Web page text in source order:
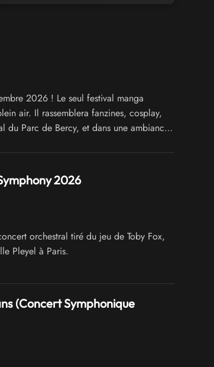
2026 ! Le seul festival manga
air. Il rassemblera fanzines, cosplay,
du Parc de Bercy, et dans une ambiance
2026
orchestral tiré du jeu de Toby Fox,
Pleyel à Paris.
(Concert Symphonique